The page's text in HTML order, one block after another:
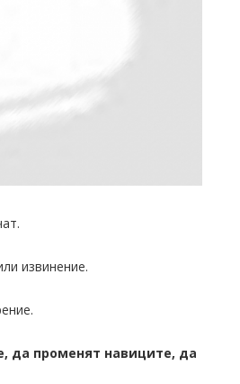
извинение.
да променят навиците, да